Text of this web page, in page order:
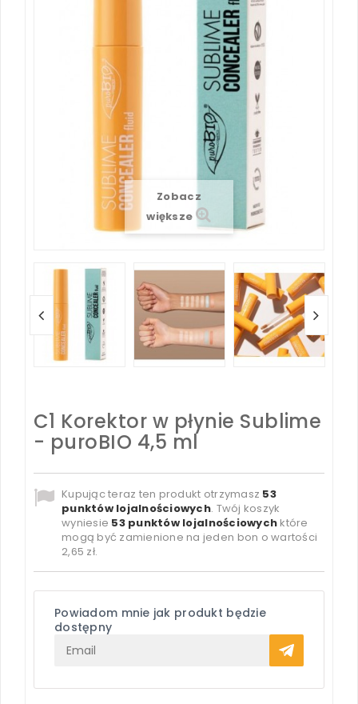
Zobacz
większe
C1 Korektor w płynie Sublime
- puroBIO 4,5 ml
Kupując teraz ten produkt otrzymasz 53
punktów lojalnościowych. Twój koszyk
wyniesie 53punktów lojalnościowych które
mogą być zamienione na jeden bon o wartości
2,65 zł.
Powiadom mnie jak produkt będzie
dostępny